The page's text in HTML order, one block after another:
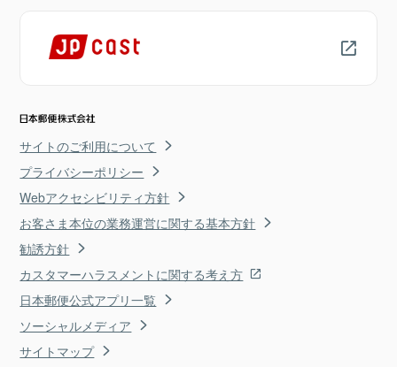
サイトのご利用について
プライバシーポリシー
Webアクセシビリティ方針
お客さま本位の業務運営に関する基本方針
勧誘方針
カスタマーハラスメントに関する考え方
日本郵便公式アプリ一覧
ソーシャルメディア
サイトマップ